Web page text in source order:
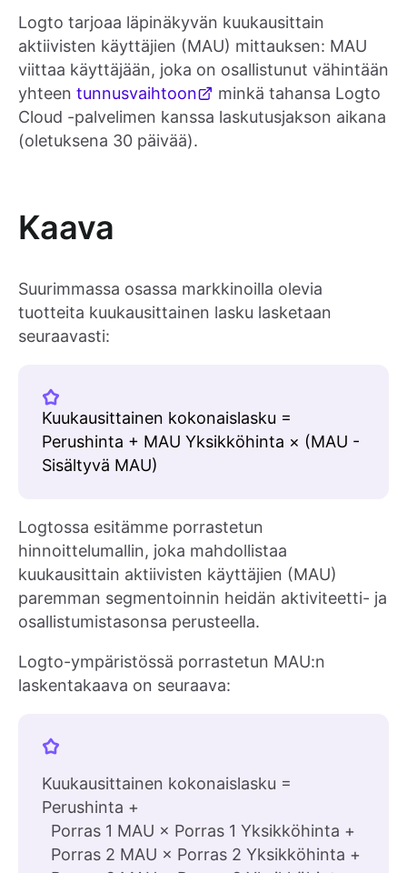
Logto tarjoaa läpinäkyvän kuukausittain
aktiivisten käyttäjien (MAU) mittauksen: MAU
viittaa käyttäjään, joka on osallistunut vähintään
yhteen tunnusvaihtoon
minkä tahansa Logto
Cloud -palvelimen kanssa laskutusjakson aikana
(oletuksena 30 päivää).
Kaava
Suurimmassa osassa markkinoilla olevia
tuotteita kuukausittainen lasku lasketaan
seuraavasti:
Kuukausittainen kokonaislasku =
Perushinta + MAU Yksikköhinta × (MAU -
Sisältyvä MAU)
Logtossa esitämme porrastetun
hinnoittelumallin, joka mahdollistaa
kuukausittain aktiivisten käyttäjien (MAU)
paremman segmentoinnin heidän aktiviteetti- ja
osallistumistasonsa perusteella.
Logto-ympäristössä porrastetun MAU:n
laskentakaava on seuraava:
Kuukausittainen kokonaislasku =
Perushinta +
Porras 1 MAU × Porras 1 Yksikköhinta +
Porras 2 MAU × Porras 2 Yksikköhinta +